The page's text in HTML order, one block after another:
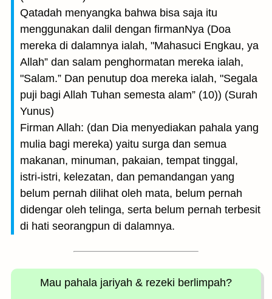
Qatadah menyangka bahwa bisa saja itu
menggunakan dalil dengan firmanNya (Doa
mereka di dalamnya ialah, "Mahasuci Engkau, ya
Allah” dan salam penghormatan mereka ialah,
"Salam.” Dan penutup doa mereka ialah, "Segala
puji bagi Allah Tuhan semesta alam” (10)) (Surah
Yunus)
Firman Allah: (dan Dia menyediakan pahala yang
mulia bagi mereka) yaitu surga dan semua
makanan, minuman, pakaian, tempat tinggal,
istri-istri, kelezatan, dan pemandangan yang
belum pernah dilihat oleh mata, belum pernah
didengar oleh telinga, serta belum pernah terbesit
di hati seorangpun di dalamnya.
Mau pahala jariyah & rezeki berlimpah?